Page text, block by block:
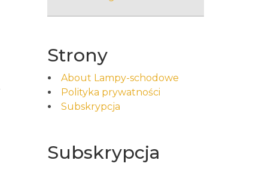
Strony
About Lampy-schodowe
Polityka prywatności
Subskrypcja
Subskrypcja